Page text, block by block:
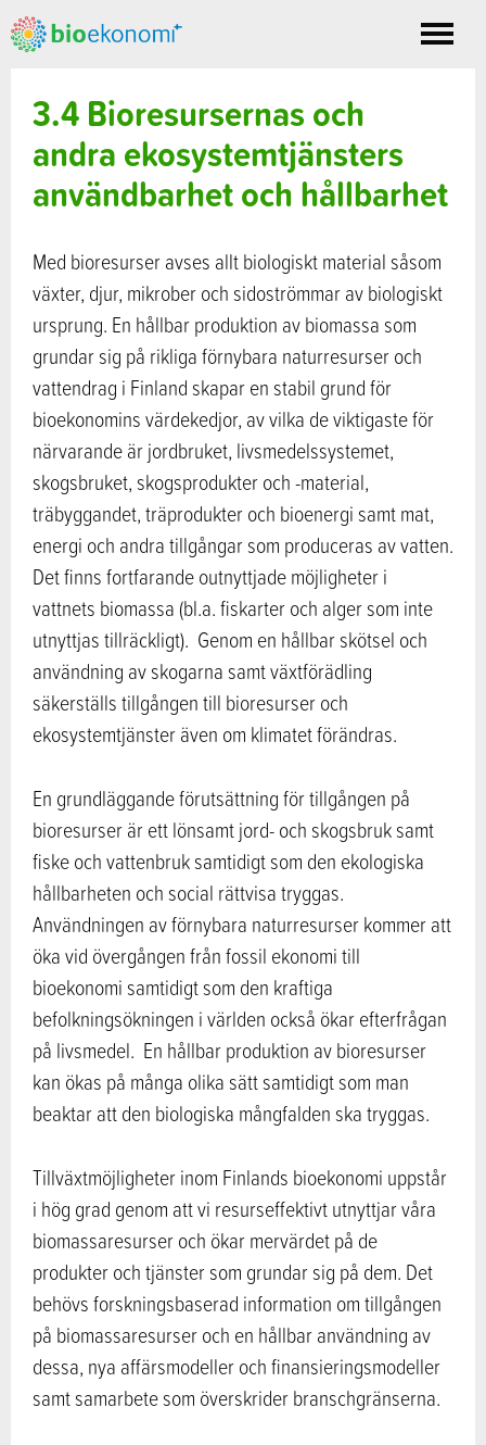
Toggle
3.4 Bioresursernas och
andra ekosystemtjänsters
användbarhet och hållbarhet
Med bioresurser avses allt biologiskt material såsom
växter, djur, mikrober och sidoströmmar av biologiskt
ursprung. En hållbar produktion av biomassa som
grundar sig på rikliga förnybara naturresurser och
vattendrag i Finland skapar en stabil grund för
bioekonomins värdekedjor, av vilka de viktigaste för
närvarande är jordbruket, livsmedelssystemet,
skogsbruket, skogsprodukter och -material,
träbyggandet, träprodukter och bioenergi samt mat,
energi och andra tillgångar som produceras av vatten.
Det finns fortfarande outnyttjade möjligheter i
vattnets biomassa (bl.a. fiskarter och alger som inte
utnyttjas tillräckligt). Genom en hållbar skötsel och
användning av skogarna samt växtförädling
säkerställs tillgången till bioresurser och
ekosystemtjänster även om klimatet förändras.
En grundläggande förutsättning för tillgången på
bioresurser är ett lönsamt jord- och skogsbruk samt
fiske och vattenbruk samtidigt som den ekologiska
hållbarheten och social rättvisa tryggas.
Användningen av förnybara naturresurser kommer att
öka vid övergången från fossil ekonomi till
bioekonomi samtidigt som den kraftiga
befolkningsökningen i världen också ökar efterfrågan
på livsmedel. En hållbar produktion av bioresurser
kan ökas på många olika sätt samtidigt som man
beaktar att den biologiska mångfalden ska tryggas.
Tillväxtmöjligheter inom Finlands bioekonomi uppstår
i hög grad genom att vi resurseffektivt utnyttjar våra
biomassaresurser och ökar mervärdet på de
produkter och tjänster som grundar sig på dem. Det
behövs forskningsbaserad information om tillgången
på biomassaresurser och en hållbar användning av
dessa, nya affärsmodeller och finansieringsmodeller
samt samarbete som överskrider branschgränserna.